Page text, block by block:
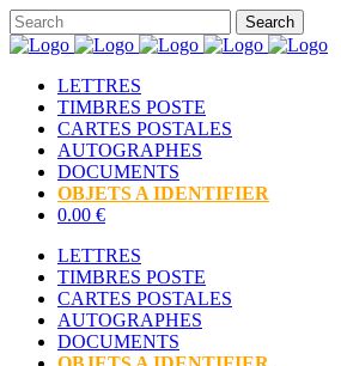
LETTRES
TIMBRES POSTE
CARTES POSTALES
AUTOGRAPHES
DOCUMENTS
OBJETS A IDENTIFIER
0.00 €
LETTRES
TIMBRES POSTE
CARTES POSTALES
AUTOGRAPHES
DOCUMENTS